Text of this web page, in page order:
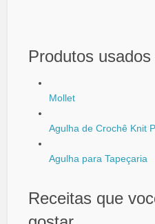
Produtos
Mollet
Agulha de Crochê Knit
Agulha para Tapeçaria
Receitas que